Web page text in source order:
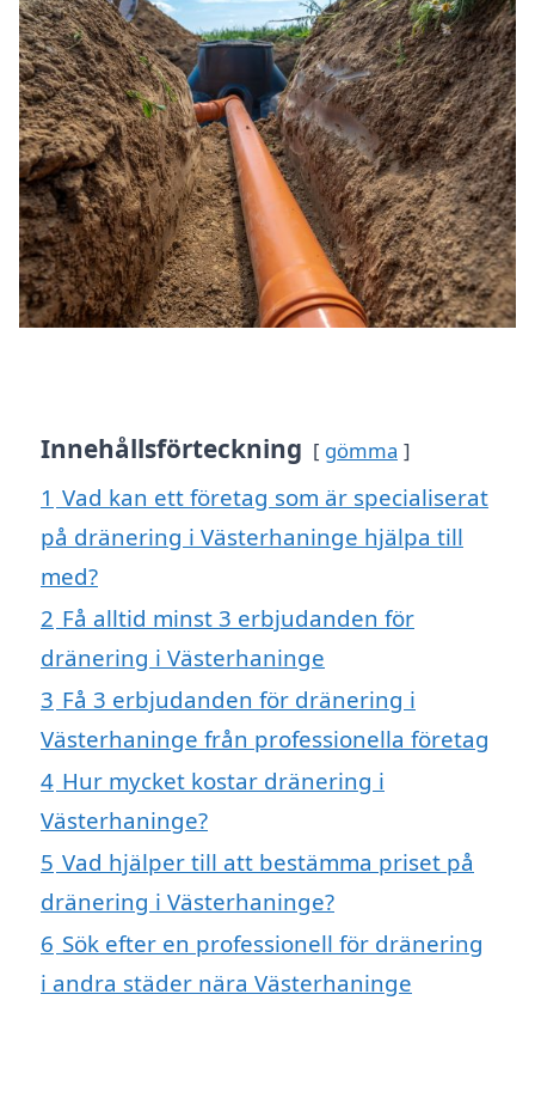
Innehållsförteckning gömma
1 Vad kan ett företag som är specialiserat
på dränering i Västerhaninge hjälpa till
med?
2 Få alltid minst 3 erbjudanden för
dränering i Västerhaninge
3 Få 3 erbjudanden för dränering i
Västerhaninge från professionella företag
4 Hur mycket kostar dränering i
Västerhaninge?
5 Vad hjälper till att bestämma priset på
dränering i Västerhaninge?
6 Sök efter en professionell för dränering
i andra städer nära Västerhaninge